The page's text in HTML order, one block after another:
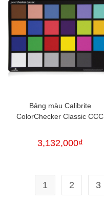
Bảng màu Calibrite
ColorChecker Classic CCC
3,132,000₫
1 2 3